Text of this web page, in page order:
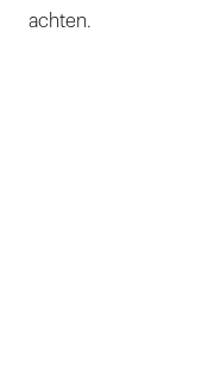
achten.